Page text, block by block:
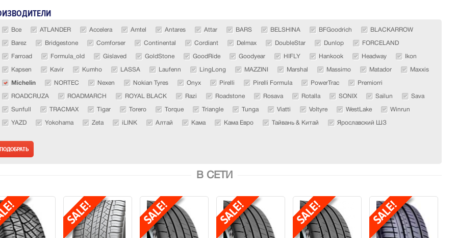
Все ATLANDER Accelera Amtel Antares Attar BARS BELSHINA BFGoodrich BLACKARROW
Barez Bridgestone Comforser Continental Cordiant Delmax DoubleStar Dunlop FORCELAND
Farroad Formula_old Gislaved GoldStone GoodRide Goodyear HIFLY Hankook Headway Ikon
Kapsen Kavir Kumho LASSA Laufenn LingLong MAZZINI Marshal Massimo Matador Maxxis
Michelin NORTEC Nexen Nokian Tyres Onyx Pirelli Pirelli Formula PowerTrac Premiorri
ROADCRUZA ROADMARCH ROYAL BLACK Razi Roadstone Rosava Rotalla SONIX Sailun Sava
Sunfull TRACMAX Tigar Torero Torque Triangle Tunga Viatti Voltyre WestLake Winrun
YAZD Yokohama Zeta iLINK Алтай Кама Кама Евро Тайвань & Китай Ярославский ШЗ
В СЕТИ